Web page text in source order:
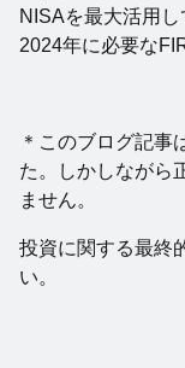
NISAを最大活用し
2024年に必要な
＊このブログ記事
た。しかしながら
ません。
投資に関する最終
い。